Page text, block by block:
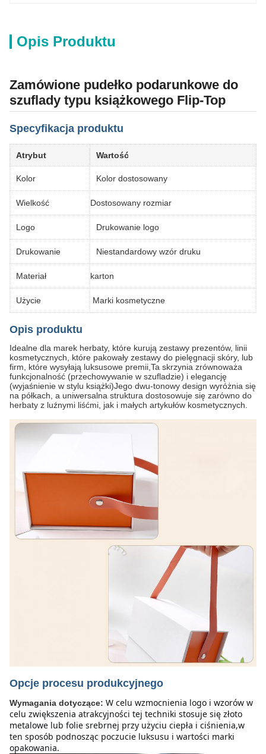
Opis Produktu
Zamówione pudełko podarunkowe do
szuflady typu książkowego Flip-Top
Specyfikacja produktu
Atrybut Wartość
Kolor Kolor dostosowany
Wielkość Dostosowany rozmiar
Logo Drukowanie logo
Drukowanie Niestandardowy wzór druku
Materiał karton
Użycie Marki kosmetyczne
Opis produktu
Idealne dla marek herbaty, które kurują zestawy prezentów, linii
kosmetycznych, które pakowały zestawy do pielęgnacji skóry, lub
firm, które wysyłają luksusowe premii,Ta skrzynia zrównoważa
funkcjonalność (przechowywanie w szufladzie) i elegancję
(wyjaśnienie w stylu książki)Jego dwu-tonowy design wyróżnia się
na półkach, a uniwersalna struktura dostosowuje się zarówno do
herbaty z luźnymi liśćmi, jak i małych artykułów kosmetycznych.
Opcje procesu produkcyjnego
Wymagania dotyczące: W celu wzmocnienia logo i wzorów w
celu zwiększenia atrakcyjności tej techniki stosuje się złoto
metalowe lub folie srebrnej przy użyciu ciepła i ciśnienia,w
ten sposób podnosząc poczucie luksusu i wartości marki
opakowania.